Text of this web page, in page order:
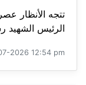
تتجه الأنظار
الرئيس الشهيد
2026 12:54 pm